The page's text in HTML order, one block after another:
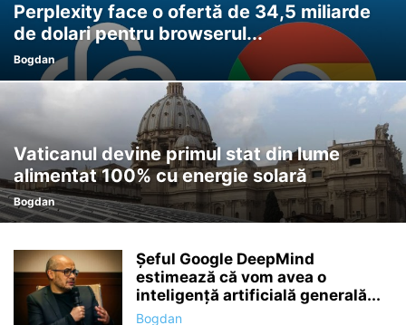
Perplexity face o ofertă de 34,5 miliarde
de dolari pentru browserul...
Bogdan
Vaticanul devine primul stat din lume
alimentat 100% cu energie solară
Bogdan
Șeful Google DeepMind
estimează că vom avea o
inteligență artificială generală...
Bogdan